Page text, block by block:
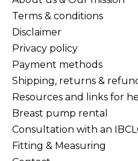
Terms & conditions
Disclaimer
Privacy policy
Payment methods
Shipping, returns &
Resources and links for
Breast pump rental
Consultation with an
Fitting & Measuring